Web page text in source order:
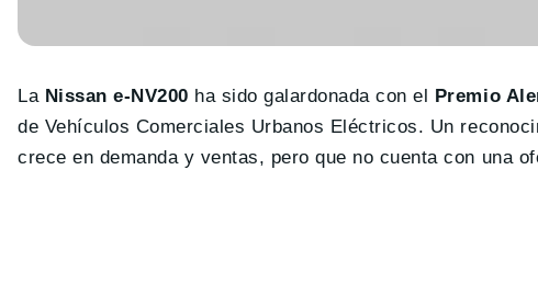
La Nissan e-NV200 ha sido galardonada con el Premio
de Vehículos Comerciales Urbanos Eléctricos. Un
crece en demanda y ventas, pero que no cuenta con una